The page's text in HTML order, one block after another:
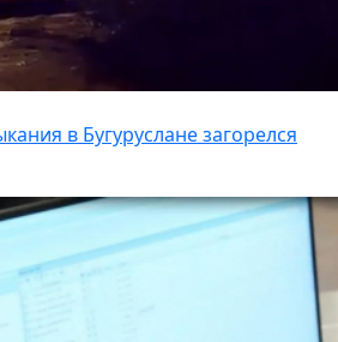
в Бугуруслане загорелся